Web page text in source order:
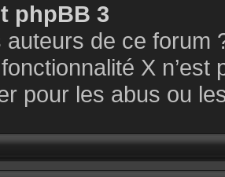
phpBB 3
auteurs de ce forum
X n’est
pour les abus ou